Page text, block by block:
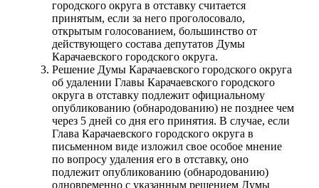
городского округа в отставку считается
принятым, если за него проголосовало,
открытым голосованием, большинство от
действующего состава депутатов Думы
Карачаевского городского округа.
Решение Думы Карачаевского городского округа
об удалении Главы Карачаевского городского
округа в отставку подлежит официальному
опубликованию (обнародованию) не позднее чем
через 5 дней со дня его принятия. В случае, если
Глава Карачаевского городского округа в
письменном виде изложил свое особое мнение
по вопросу удаления его в отставку, оно
подлежит опубликованию (обнародованию)
одновременно с указанным решением Думы